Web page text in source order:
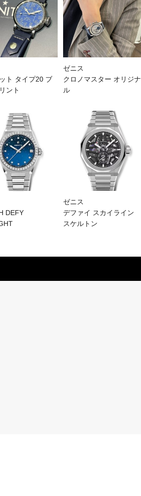
ト タイプ20 ブ
ント
ゼニス
クロノマスター オリジナ
ル
DEFY
ゼニス
デファイ スカイライン
スケルトン